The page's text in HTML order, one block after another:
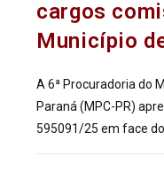
cargos
Município
A 6ª Procuradoria do
Paraná (MPC-PR)
595091/25 em face do